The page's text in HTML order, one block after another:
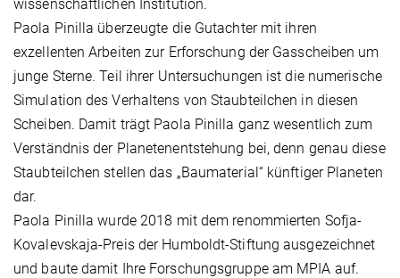
wissenschaftlichen Institution.
Paola Pinilla überzeugte die Gutachter mit ihren
exzellenten Arbeiten zur Erforschung der Gasscheiben um
junge Sterne. Teil ihrer Untersuchungen ist die numerische
Simulation des Verhaltens von Staubteilchen in diesen
Scheiben. Damit trägt Paola Pinilla ganz wesentlich zum
Verständnis der Planetenentstehung bei, denn genau diese
Staubteilchen stellen das „Baumaterial“ künftiger Planeten
dar.
Paola Pinilla wurde 2018 mit dem renommierten Sofja-
Kovalevskaja-Preis der Humboldt-Stiftung ausgezeichnet
und baute damit Ihre Forschungsgruppe am MPIA auf.